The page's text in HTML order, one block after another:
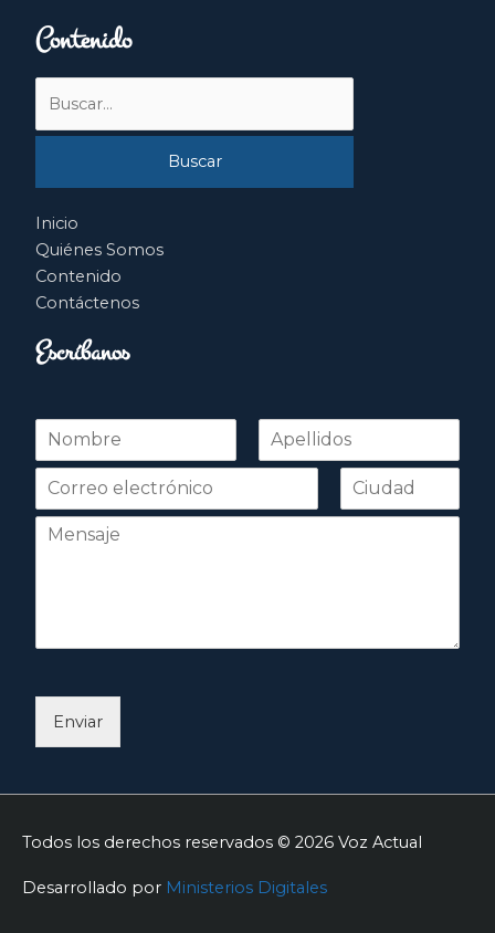
Contenido
por:
Inicio
Quiénes Somos
Contenido
Contáctenos
Escríbanos
N
m
r
Nombre Apellidos
Enviar
Todos los derechos reservados © 2026 Voz Actual
Desarrollado por Ministerios Digitales